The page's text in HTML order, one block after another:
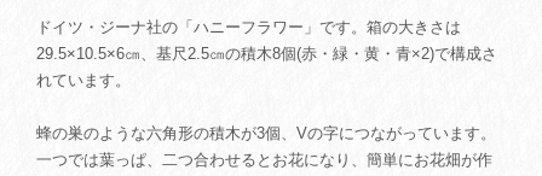
ドイツ・ジーナ社の「ハニーフラワー」です。箱の大きさは
29.5×10.5×6㎝、基尺2.5㎝の積木8個(赤・緑・黄・青×2)で構成さ
れています。
蜂の巣のような六角形の積木が3個、Vの字につながっています。
一つでは葉っぱ、二つ合わせるとお花になり、簡単にお花畑が作